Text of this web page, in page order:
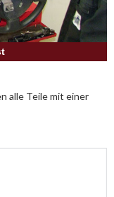
alle Teile mit einer